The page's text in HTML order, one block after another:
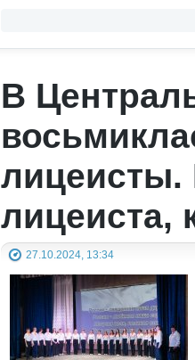
В
лицеиста,
27.10.2024, 13:34